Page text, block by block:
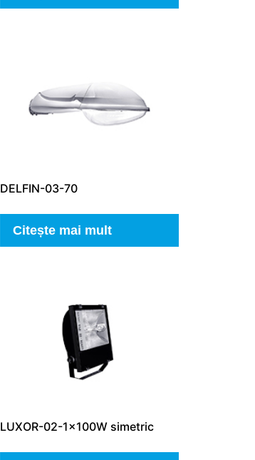
DELFIN-03-70
Citește mai mult
LUXOR-02-1x100W simetric